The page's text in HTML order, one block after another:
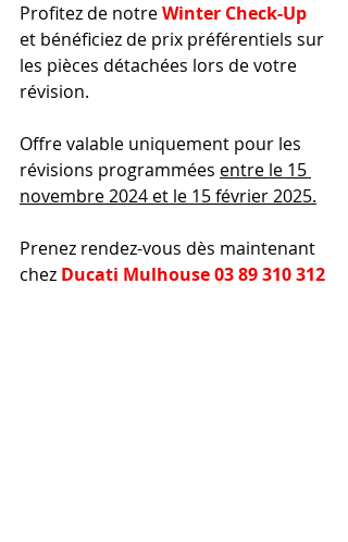
Profitez de notre Winter Check-Up
et bénéficiez de prix préférentiels sur
les pièces détachées lors de votre
révision.
Offre valable uniquement pour les
révisions programmées entre le 15
novembre 2024 et le 15 février 2025.
Prenez rendez-vous dès maintenant
chez Ducati Mulhouse 03 89 310 312